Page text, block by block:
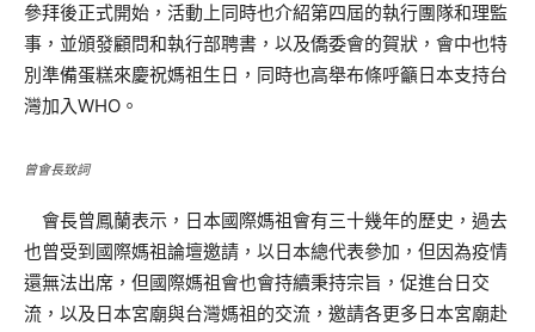
參拜後正式開始，活動上同時也介紹第四屆的執行團隊和理監
事，並頒發顧問和執行部聘書，以及僑委會的賀狀，會中也特
別準備蛋糕來慶祝媽祖生日，同時也高舉布條呼籲日本支持台
灣加入WHO。
曾會長致詞
會長曾鳳蘭表示，日本國際媽祖會有三十幾年的歷史，過去
也曾受到國際媽祖論壇邀請，以日本總代表參加，但因為疫情
還無法出席，但國際媽祖會也會持續秉持宗旨，促進台日交
流，以及日本宮廟與台灣媽祖的交流，邀請各更多日本宮廟赴